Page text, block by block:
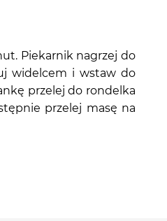
Piekarnik nagrzej do
widelcem i wstaw do
przelej do rondelka
przelej masę na